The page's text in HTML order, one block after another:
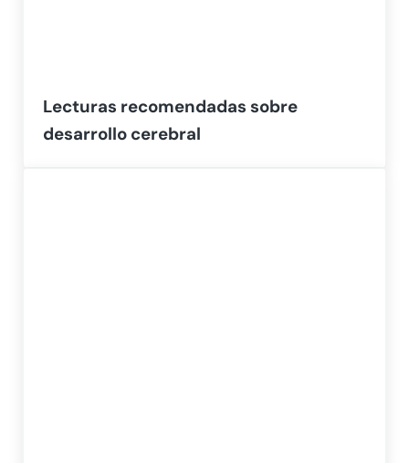
Lecturas recomendadas sobre
desarrollo cerebral